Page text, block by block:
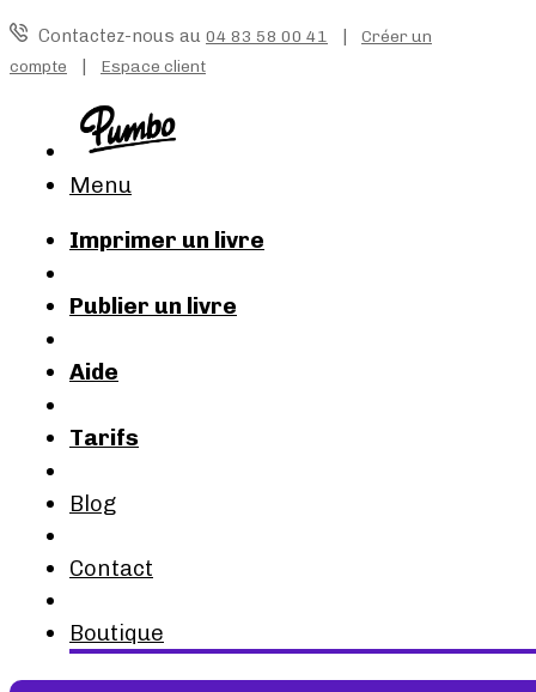
Contactez-nous au 04 83 58 00 41 | Créer un
compte | Espace client
Menu
Imprimer un livre
Publier un livre
Aide
Tarifs
Blog
Contact
Boutique